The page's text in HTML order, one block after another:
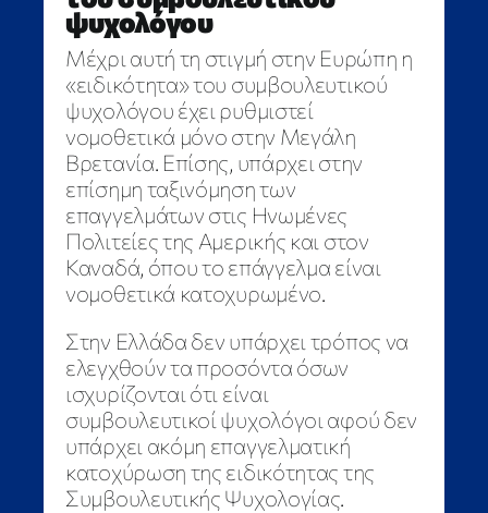
ψυχολόγου
Μέχρι αυτή τη στιγμή στην Ευρώπη η
«ειδικότητα» του συμβουλευτικού
ψυχολόγου έχει ρυθμιστεί
νομοθετικά μόνο στην Μεγάλη
Βρετανία. Επίσης, υπάρχει στην
επίσημη ταξινόμηση των
επαγγελμάτων στις Ηνωμένες
Πολιτείες της Αμερικής και στον
Καναδά, όπου το επάγγελμα είναι
νομοθετικά κατοχυρωμένο.
Στην Ελλάδα δεν υπάρχει τρόπος να
ελεγχθούν τα προσόντα όσων
ισχυρίζονται ότι είναι
συμβουλευτικοί ψυχολόγοι αφού δεν
υπάρχει ακόμη επαγγελματική
κατοχύρωση της ειδικότητας της
Συμβουλευτικής Ψυχολογίας.